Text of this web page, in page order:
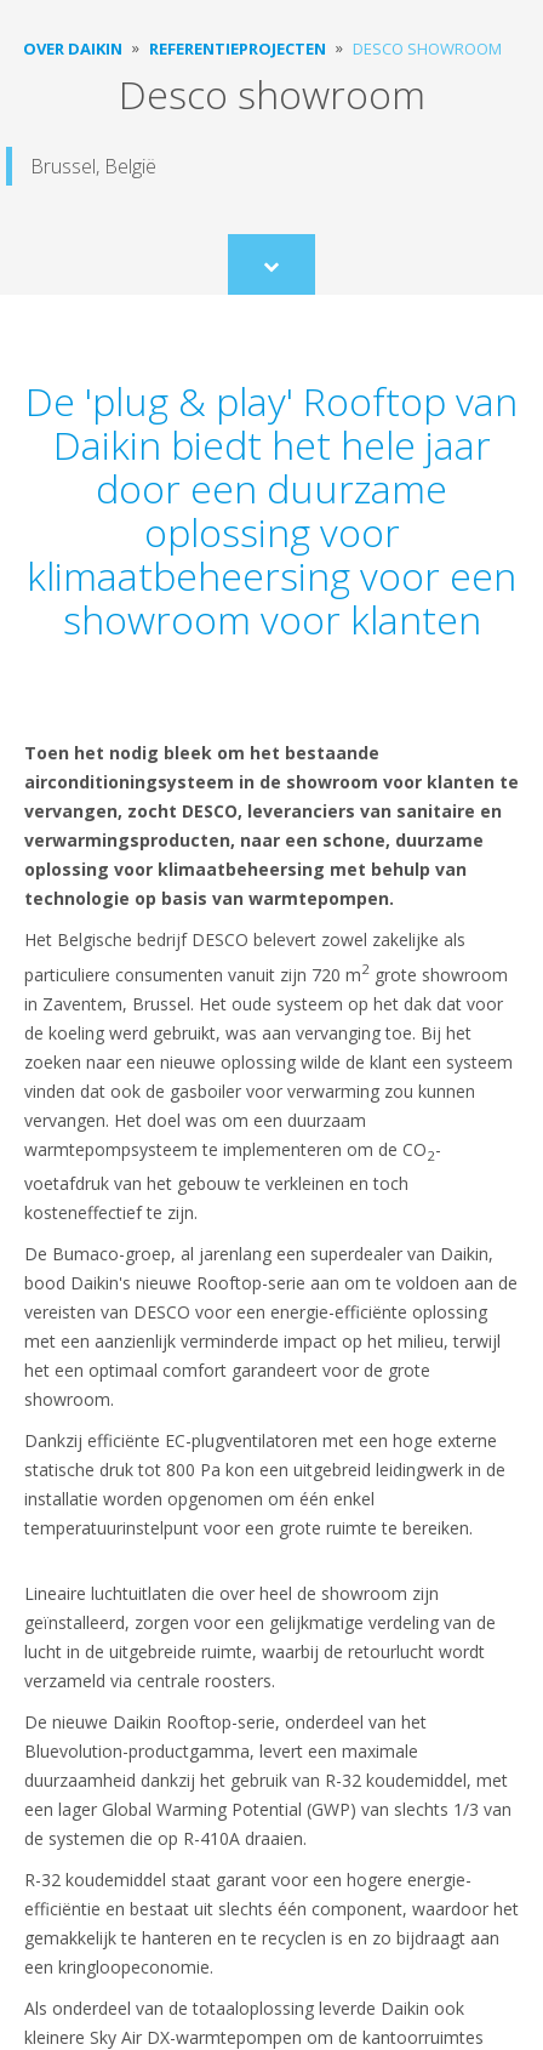
OVER DAIKIN REFERENTIEPROJECTEN DESCO SHOWROOM
Desco showroom
Brussel, België
Scroll
to
De 'plug & play' Rooftop van
Daikin biedt het hele jaar
door een duurzame
oplossing voor
klimaatbeheersing voor een
showroom voor klanten
Toen het nodig bleek om het bestaande
airconditioningsysteem in de showroom voor klanten te
vervangen, zocht DESCO, leveranciers van sanitaire en
verwarmingsproducten, naar een schone, duurzame
oplossing voor klimaatbeheersing met behulp van
technologie op basis van warmtepompen.
Het Belgische bedrijf DESCO belevert zowel zakelijke als
particuliere consumenten vanuit zijn 720 m2 grote showroom
in Zaventem, Brussel. Het oude systeem op het dak dat voor
de koeling werd gebruikt, was aan vervanging toe. Bij het
zoeken naar een nieuwe oplossing wilde de klant een systeem
vinden dat ook de gasboiler voor verwarming zou kunnen
vervangen. Het doel was om een duurzaam
warmtepompsysteem te implementeren om de CO2-
voetafdruk van het gebouw te verkleinen en toch
kosteneffectief te zijn.
De Bumaco-groep, al jarenlang een superdealer van Daikin,
bood Daikin's nieuwe Rooftop-serie aan om te voldoen aan de
vereisten van DESCO voor een energie-efficiënte oplossing
met een aanzienlijk verminderde impact op het milieu, terwijl
het een optimaal comfort garandeert voor de grote
showroom.
Dankzij efficiënte EC-plugventilatoren met een hoge externe
statische druk tot 800 Pa kon een uitgebreid leidingwerk in de
installatie worden opgenomen om één enkel
temperatuurinstelpunt voor een grote ruimte te bereiken.
Lineaire luchtuitlaten die over heel de showroom zijn
geïnstalleerd, zorgen voor een gelijkmatige verdeling van de
lucht in de uitgebreide ruimte, waarbij de retourlucht wordt
verzameld via centrale roosters.
De nieuwe Daikin Rooftop-serie, onderdeel van het
Bluevolution-productgamma, levert een maximale
duurzaamheid dankzij het gebruik van R-32 koudemiddel, met
een lager Global Warming Potential (GWP) van slechts 1/3 van
de systemen die op R-410A draaien.
R-32 koudemiddel staat garant voor een hogere energie-
efficiëntie en bestaat uit slechts één component, waardoor het
gemakkelijk te hanteren en te recyclen is en zo bijdraagt aan
een kringloopeconomie.
Als onderdeel van de totaaloplossing leverde Daikin ook
kleinere Sky Air DX-warmtepompen om de kantoorruimtes